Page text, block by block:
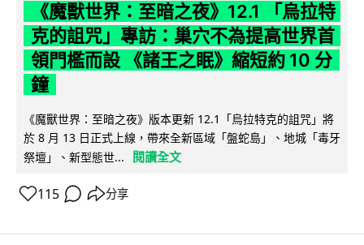
《魔獸世界：至暗之夜》12.1 「烏拉特
克的詛咒」專訪：巢穴不為提高世界首
領門檻而設 《諸王之眠》縮短約 10 分
鐘
《魔獸世界：至暗之夜》版本更新 12.1「烏拉特克的詛咒」將
於 8 月 13 日正式上線，帶來全新區域「盤蛇島」、地城「毒牙
祭壇」、新型態世...
閱讀全文
115 分享